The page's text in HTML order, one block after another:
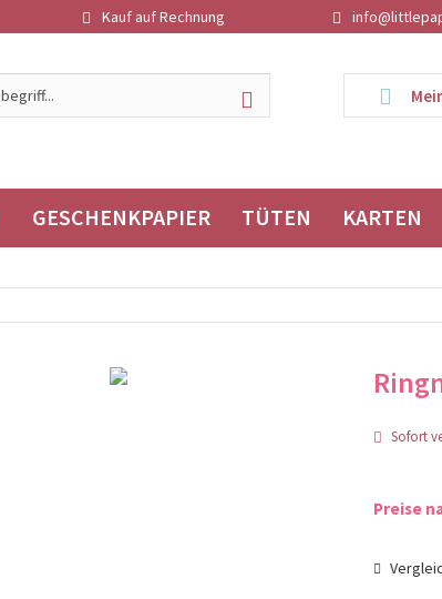
Kauf auf Rechnung
GESCHENKPAPIER TÜTEN KARTEN
Sofort
Preise